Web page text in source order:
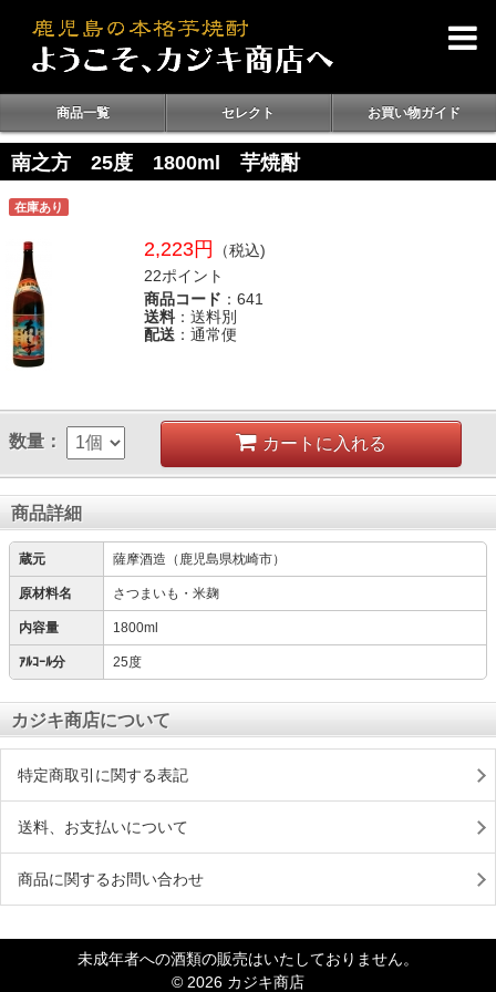
商品一覧 セレクト お買い物ガイド
南之方 25度 1800ml 芋焼酎
在庫あり
2,223円
（税込)
22ポイント
商品コード ：641
送料 ：送料別
配送 ：通常便
数量： カートに入れる
商品詳細
蔵元 薩摩酒造（鹿児島県枕崎市）
原材料名 さつまいも・米麹
内容量 1800ml
ｱﾙｺｰﾙ分 25度
カジキ商店について
特定商取引に関する表記
送料、お支払いについて
商品に関するお問い合わせ
未成年者への酒類の販売はいたしておりません。
© 2026 カジキ商店